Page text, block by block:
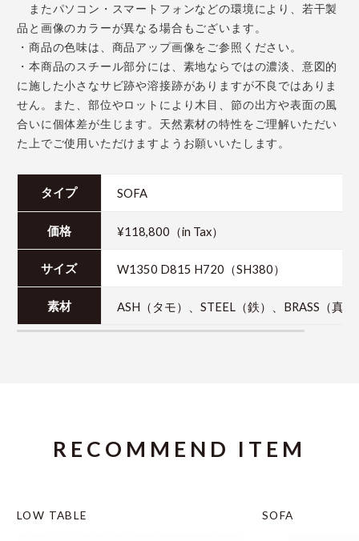
またパソコン・スマートフォンなどの環境により、若干製
品と画像のカラーが異なる場合もございます。
・商品の色味は、商品アップ画像をご参照ください。
・本商品のスチール部分には、素地ならではの濃淡、意図的
に施した小さなサビ跡や溶接跡がありますが不良ではありま
せん。また、部位やロットにより木目、節の出方や表面の風
合いに個体差が生じます。天然素材の特性をご理解いただい
た上でご使用いただけますようお願いいたします。
タイプ SOFA
価格 ¥118,800（in Tax）
サイズ W1350 D815 H720（SH380）
素材 ASH（タモ）、STEEL（鉄）、BRASS（真鍮
RECOMMEND ITEM
LOW TABLE SOFA